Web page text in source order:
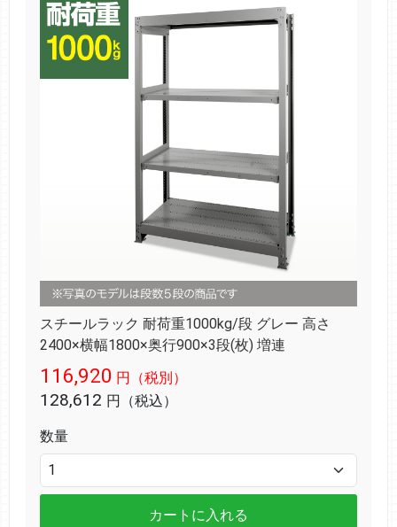
スチールラック 耐荷重1000kg/段 グレー 高さ
2400×横幅1800×奥行900×3段(枚) 増連
116,920 円（税別）
128,612 円（税込）
数量
カートに入れる